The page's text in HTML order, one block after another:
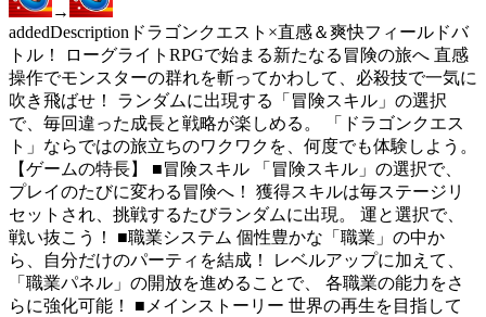
→
addedDescription ドラゴンクエスト×直感＆爽快フィールドバ
トル！ ローグライトRPGで始まる新たなる冒険の旅へ 直感
操作でモンスターの群れを斬ってかわして、必殺技で一気に
吹き飛ばせ！ ランダムに出現する「冒険スキル」の選択
で、毎回違った成長と戦略が楽しめる。 「ドラゴンクエス
ト」ならではの旅立ちのワクワクを、何度でも体験しよう。
【ゲームの特長】 ■冒険スキル 「冒険スキル」の選択で、
プレイのたびに変わる冒険へ！ 獲得スキルは毎ステージリ
セットされ、挑戦するたびランダムに出現。 運と選択で、
戦い抜こう！ ■職業システム 個性豊かな「職業」の中か
ら、自分だけのパーティを結成！ レベルアップに加えて、
「職業パネル」の開放を進めることで、 各職業の能力をさ
らに強化可能！ ■メインストーリー 世界の再生を目指して